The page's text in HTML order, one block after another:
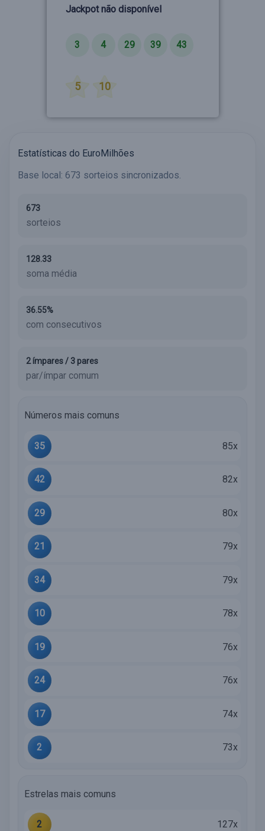
Jackpot não disponível
3 4 29 39 43
5 10
Estatísticas do EuroMilhões
Base local: 673 sorteios sincronizados.
673
sorteios
128.33
soma média
36.55%
com consecutivos
2 ímpares / 3 pares
par/ímpar comum
Números mais comuns
35 85x
42 82x
29 80x
21 79x
34 79x
10 78x
19 76x
24 76x
17 74x
2 73x
Estrelas mais comuns
2 127x